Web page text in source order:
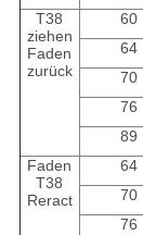
T38
ziehen
Faden
zurück
60
64
70
76
89
Faden
T38
Reract
64
70
76